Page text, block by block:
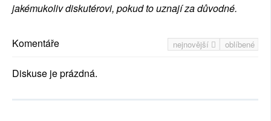
jakémukoliv diskutérovi, pokud to uznají za důvodné.
nejnovější oblíbené
Komentáře
Diskuse je prázdná.